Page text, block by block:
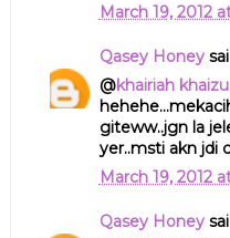
March 19, 2012
Qasey Honey
@khairiah khaizu
giteww..jgn la
yer..msti akn jdi
March 19, 2012
Qasey Honey